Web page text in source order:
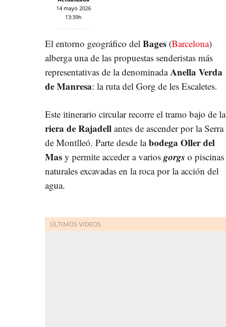
14 mayo 2026
13:39h
El entorno geográfico del Bages (Barcelona)
alberga una de las propuestas senderistas más
representativas de la denominadaAnella Verda
de Manresa: la ruta del Gorg de les Escaletes.
Este itinerario circular recorre el tramo bajo de la
riera de Rajadell antes de ascender por la Serra
de Montlleó. Parte desde labodega Oller del
Mas y permite acceder a varios gorgs o piscinas
naturales excavadas en la roca por la acción del
agua.